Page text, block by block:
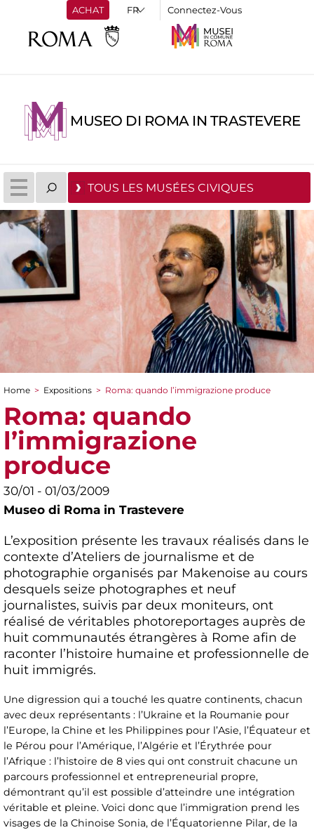
ACHAT Connectez-Vous
MUSEO DI ROMA IN TRASTEVERE
TOUS LES MUSÉES CIVIQUES
You are here
Home > Expositions > Roma: quando l’immigrazione produce
Roma: quando
l’immigrazione
produce
30/01 - 01/03/2009
Museo di Roma in Trastevere
L’exposition présente les travaux réalisés dans le
contexte d’Ateliers de journalisme et de
photographie organisés par Makenoise au cours
desquels seize photographes et neuf
journalistes, suivis par deux moniteurs, ont
réalisé de véritables photoreportages auprès de
huit communautés étrangères à Rome afin de
raconter l’histoire humaine et professionnelle de
huit immigrés.
Une digression qui a touché les quatre continents, chacun
avec deux représentants : l’Ukraine et la Roumanie pour
l’Europe, la Chine et les Philippines pour l’Asie, l’Équateur et
le Pérou pour l’Amérique, l’Algérie et l’Érythrée pour
l’Afrique : l’histoire de 8 vies qui ont construit chacune un
parcours professionnel et entrepreneurial propre,
démontrant qu’il est possible d’atteindre une intégration
véritable et pleine. Voici donc que l’immigration prend les
visages de la Chinoise Sonia, de l’Équatorienne Pilar, de la